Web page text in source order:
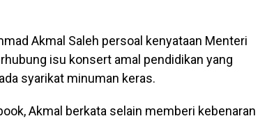
Akmal Saleh persoal kenyataan Menteri
isu konsert amal pendidikan yang
syarikat minuman keras.
Akmal berkata selain memberi kebenaran